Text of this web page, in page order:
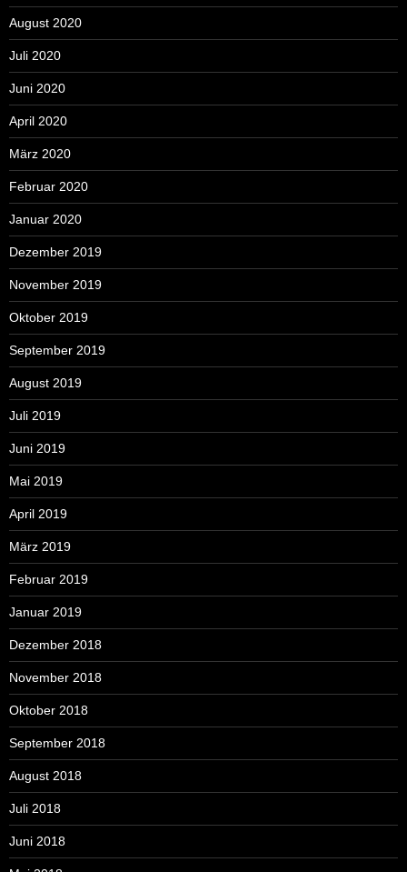
August 2020
Juli 2020
Juni 2020
April 2020
März 2020
Februar 2020
Januar 2020
Dezember 2019
November 2019
Oktober 2019
September 2019
August 2019
Juli 2019
Juni 2019
Mai 2019
April 2019
März 2019
Februar 2019
Januar 2019
Dezember 2018
November 2018
Oktober 2018
September 2018
August 2018
Juli 2018
Juni 2018